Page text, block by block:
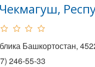
Башкортостан,
246-55-33